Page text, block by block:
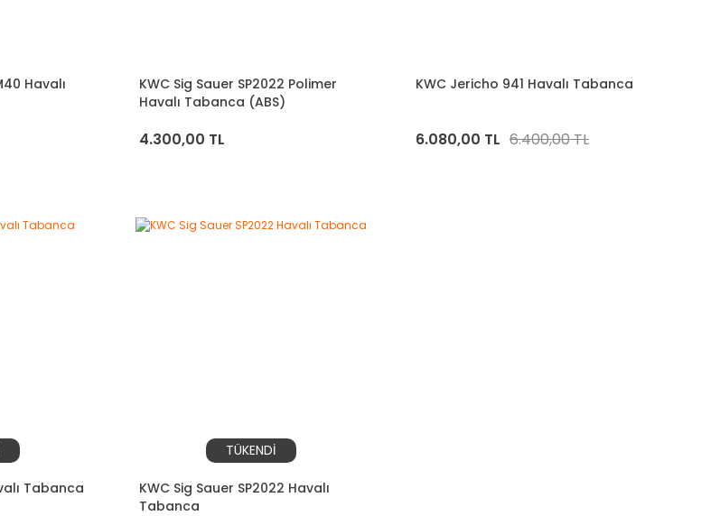
Havalı
KWC Sig Sauer SP2022 Polimer
Havalı Tabanca (ABS)
4.300,00 TL
KWC Jericho 941 Havalı Tabanca
6.080,00 TL 6.400,00 TL
Tabanca
TÜKENDİ
KWC Sig Sauer SP2022 Havalı
Tabanca